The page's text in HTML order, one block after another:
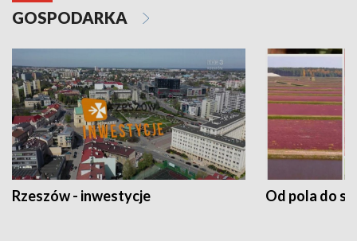
GOSPODARKA
Rzeszów - inwestycje Od pola do